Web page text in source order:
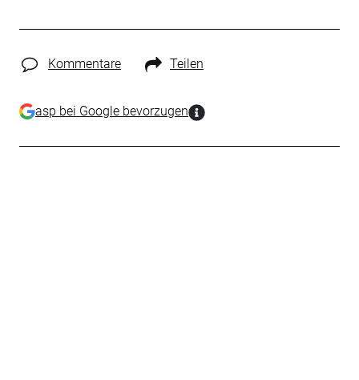
Kommentare Teilen
asp bei Google bevorzugen